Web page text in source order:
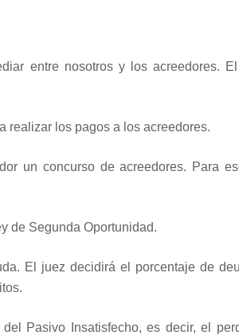
entre nosotros y los acreedores.
realizar los pagos a los acreedores.
un concurso de acreedores. Para
de Segunda Oportunidad.
El juez decidirá el porcentaje de
Pasivo Insatisfecho, es decir, el